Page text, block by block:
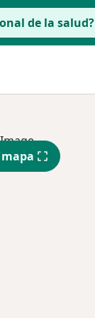
de la salud?
Vie
14 Ago